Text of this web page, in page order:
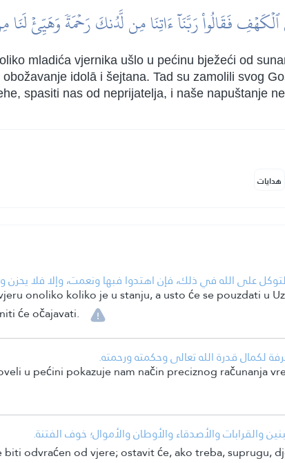
ٱلۡكَهۡفِ فَقَالُواْ رَبَّنَآ ءَاتِنَا مِن لَّدُنكَ رَحۡمَةٗ وَهَيِّئۡ لَنَا
mladića vjernika ušlo u pećinu bježeći od
idolā i šejtana. Tad su zamolili svog
spasiti nas od neprijatelja, i naše napuštanje
هدايات
على الله في ذلك، فإن اهتدوا فبها ونعمت، وإلا فلا
onoliko koliko je u stanju, a usto će se pouzdati u
će očajavati.
لكمال قدرة الله تعالى وحكمته ورحمته.
u pećini pokazuje nam način preciznog računanja
والقرابات والأصدقاء والأوطان والأموال؛ خوف الفتنة.
odvraćen od vjere; ostavit će, ako treba, suprugu,